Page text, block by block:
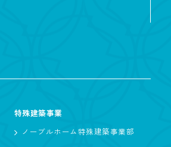
特殊建築事業
ノーブルホーム特殊建築事業部